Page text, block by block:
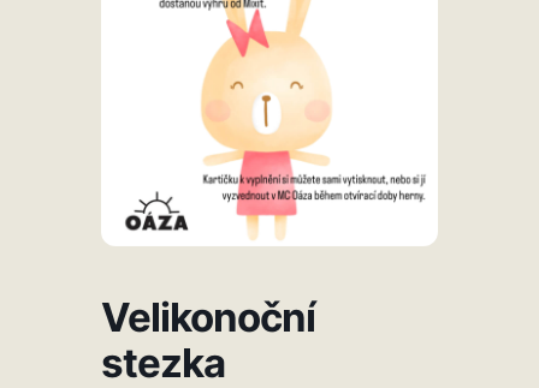
Velikonoční
stezka